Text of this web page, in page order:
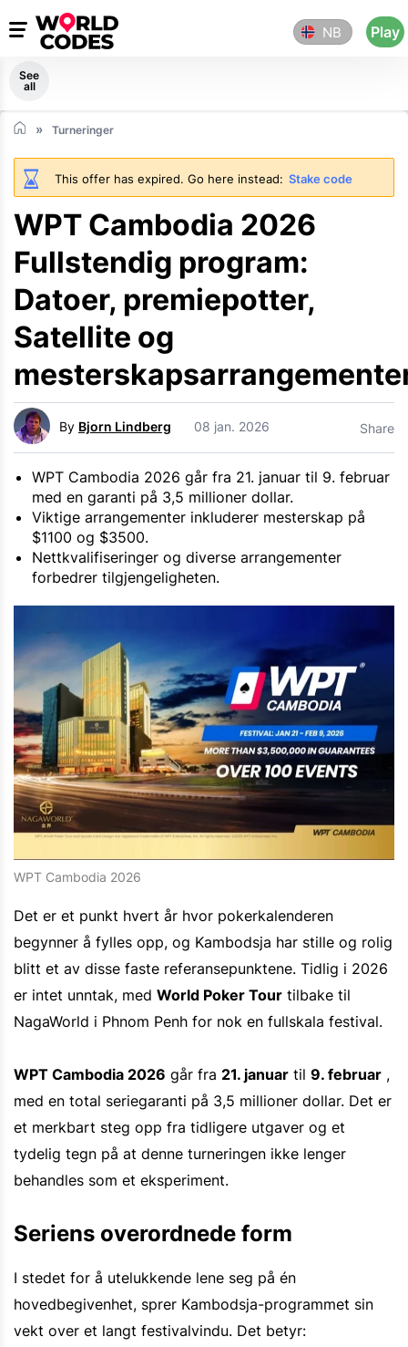
NB Play
See
all
Turneringer
This offer has expired. Go here instead: Stake code
WPT Cambodia 2026
Fullstendig program:
Datoer, premiepotter,
Satellite og
By Bjorn Lindberg 08 jan. 2026 Share
WPT Cambodia 2026 går fra 21. januar til 9. februar
med en garanti på 3,5 millioner dollar.
Viktige arrangementer inkluderer mesterskap på
$1100 og $3500.
Nettkvalifiseringer og diverse arrangementer
forbedrer tilgjengeligheten.
WPT Cambodia 2026
Det er et punkt hvert år hvor pokerkalenderen
begynner å fylles opp, og Kambodsja har stille og rolig
blitt et av disse faste referansepunktene. Tidlig i 2026
er intet unntak, med World Poker Tour tilbake til
NagaWorld i Phnom Penh for nok en fullskala festival.
WPT Cambodia 2026 går fra 21. januar til 9. februar ,
med en total seriegaranti på 3,5 millioner dollar. Det er
et merkbart steg opp fra tidligere utgaver og et
tydelig tegn på at denne turneringen ikke lenger
behandles som et eksperiment.
Seriens overordnede form
I stedet for å utelukkende lene seg på én
hovedbegivenhet, sprer Kambodsja-programmet sin
vekt over et langt festivalvindu. Det betyr: